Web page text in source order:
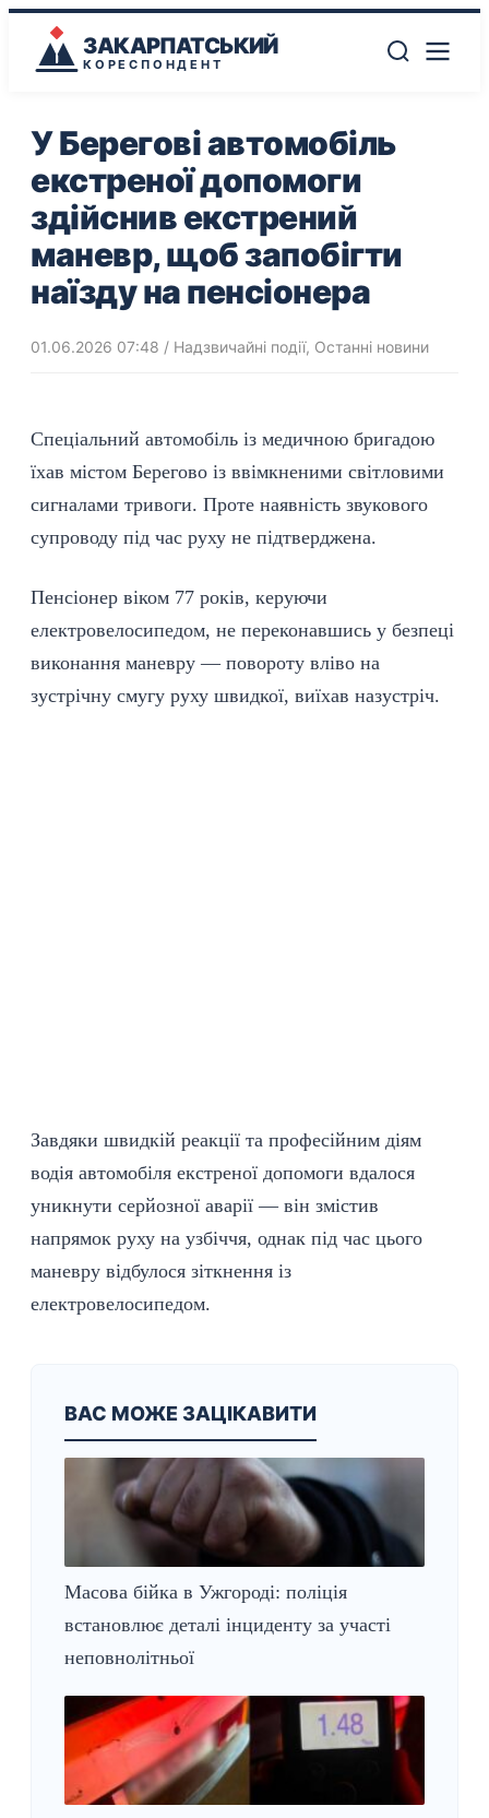
ЗАКАРПАТСЬКИЙ
КОРЕСПОНДЕНТ
У Берегові автомобіль
екстреної допомоги
здійснив екстрений
маневр, щоб запобігти
наїзду на пенсіонера
01.06.2026 07:48 / Надзвичайні події, Останні новини
Спеціальний автомобіль із медичною бригадою
їхав містом Берегово із ввімкненими світловими
сигналами тривоги. Проте наявність звукового
супроводу під час руху не підтверджена.
Пенсіонер віком 77 років, керуючи
електровелосипедом, не переконавшись у безпеці
виконання маневру — повороту вліво на
зустрічну смугу руху швидкої, виїхав назустріч.
Завдяки швидкій реакції та професійним діям
водія автомобіля екстреної допомоги вдалося
уникнути серйозної аварії — він змістив
напрямок руху на узбіччя, однак під час цього
маневру відбулося зіткнення із
електровелосипедом.
ВАС МОЖЕ ЗАЦІКАВИТИ
Масова бійка в Ужгороді: поліція
встановлює деталі інциденту за участі
неповнолітньої